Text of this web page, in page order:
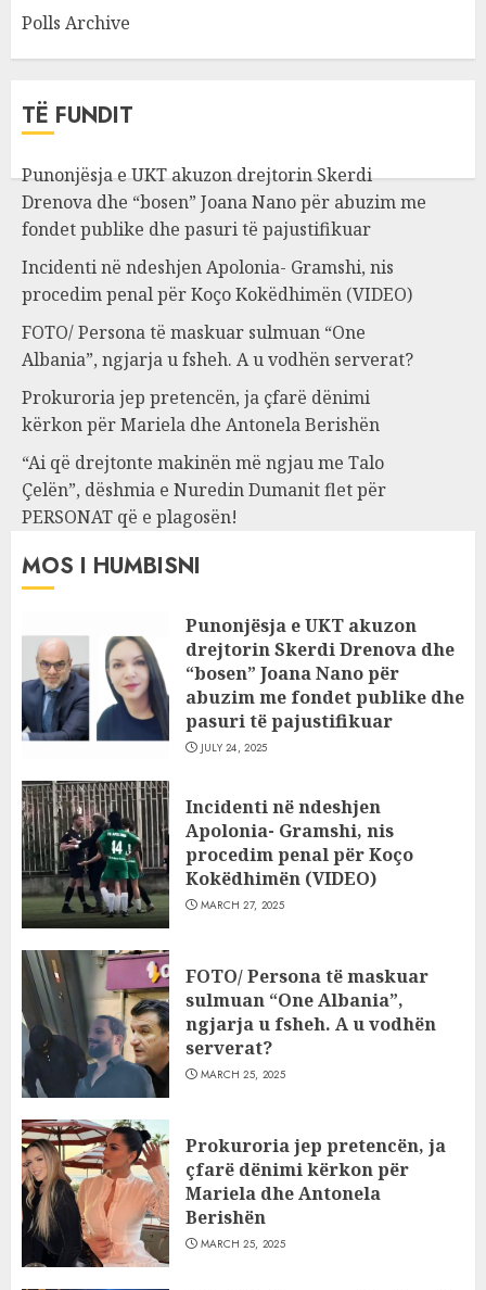
Polls Archive
TË FUNDIT
Punonjësja e UKT akuzon drejtorin Skerdi
Drenova dhe “bosen” Joana Nano për abuzim me
fondet publike dhe pasuri të pajustifikuar
Incidenti në ndeshjen Apolonia- Gramshi, nis
procedim penal për Koço Kokëdhimën (VIDEO)
FOTO/ Persona të maskuar sulmuan “One
Albania”, ngjarja u fsheh. A u vodhën serverat?
Prokuroria jep pretencën, ja çfarë dënimi
kërkon për Mariela dhe Antonela Berishën
“Ai që drejtonte makinën më ngjau me Talo
Çelën”, dëshmia e Nuredin Dumanit flet për
PERSONAT që e plagosën!
MOS I HUMBISNI
Punonjësja e UKT akuzon
drejtorin Skerdi Drenova dhe
“bosen” Joana Nano për
abuzim me fondet publike dhe
pasuri të pajustifikuar
JULY 24, 2025
Incidenti në ndeshjen
Apolonia- Gramshi, nis
procedim penal për Koço
Kokëdhimën (VIDEO)
MARCH 27, 2025
FOTO/ Persona të maskuar
sulmuan “One Albania”,
ngjarja u fsheh. A u vodhën
serverat?
MARCH 25, 2025
Prokuroria jep pretencën, ja
çfarë dënimi kërkon për
Mariela dhe Antonela
Berishën
MARCH 25, 2025